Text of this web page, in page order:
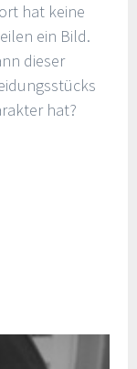
hat keine
ein Bild.
dieser
hat?